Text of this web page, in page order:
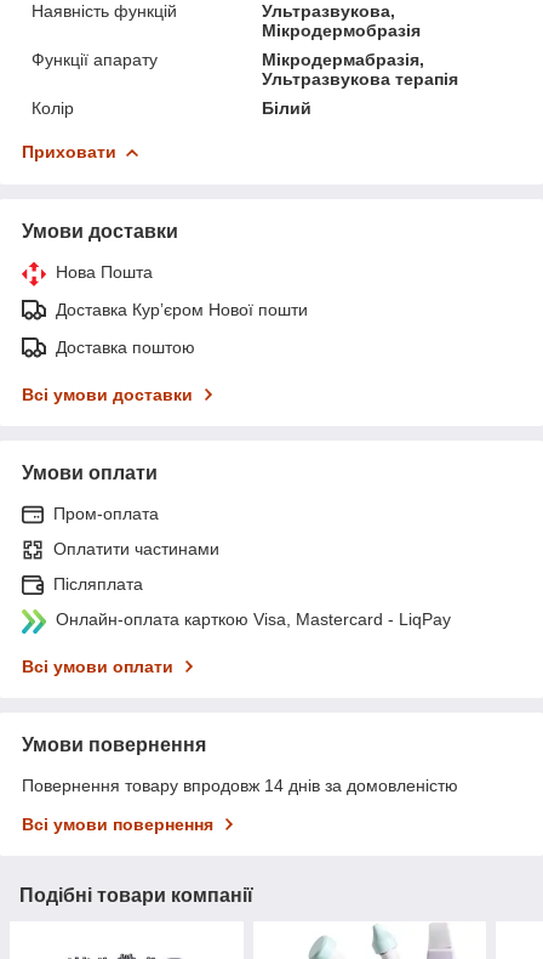
Наявність функцій
Ультразвукова,
Мікродермобразія
Функції апарату
Мікродермабразія,
Ультразвукова терапія
Колір
Білий
Приховати
Умови доставки
Нова Пошта
Доставка Курʼєром Нової пошти
Доставка поштою
Всі умови доставки
Умови оплати
Пром-оплата
Оплатити частинами
Післяплата
Онлайн-оплата карткою Visa, Mastercard - LiqPay
Всі умови оплати
Умови повернення
Повернення товару впродовж 14 днів за домовленістю
Всі умови повернення
Подібні товари компанії